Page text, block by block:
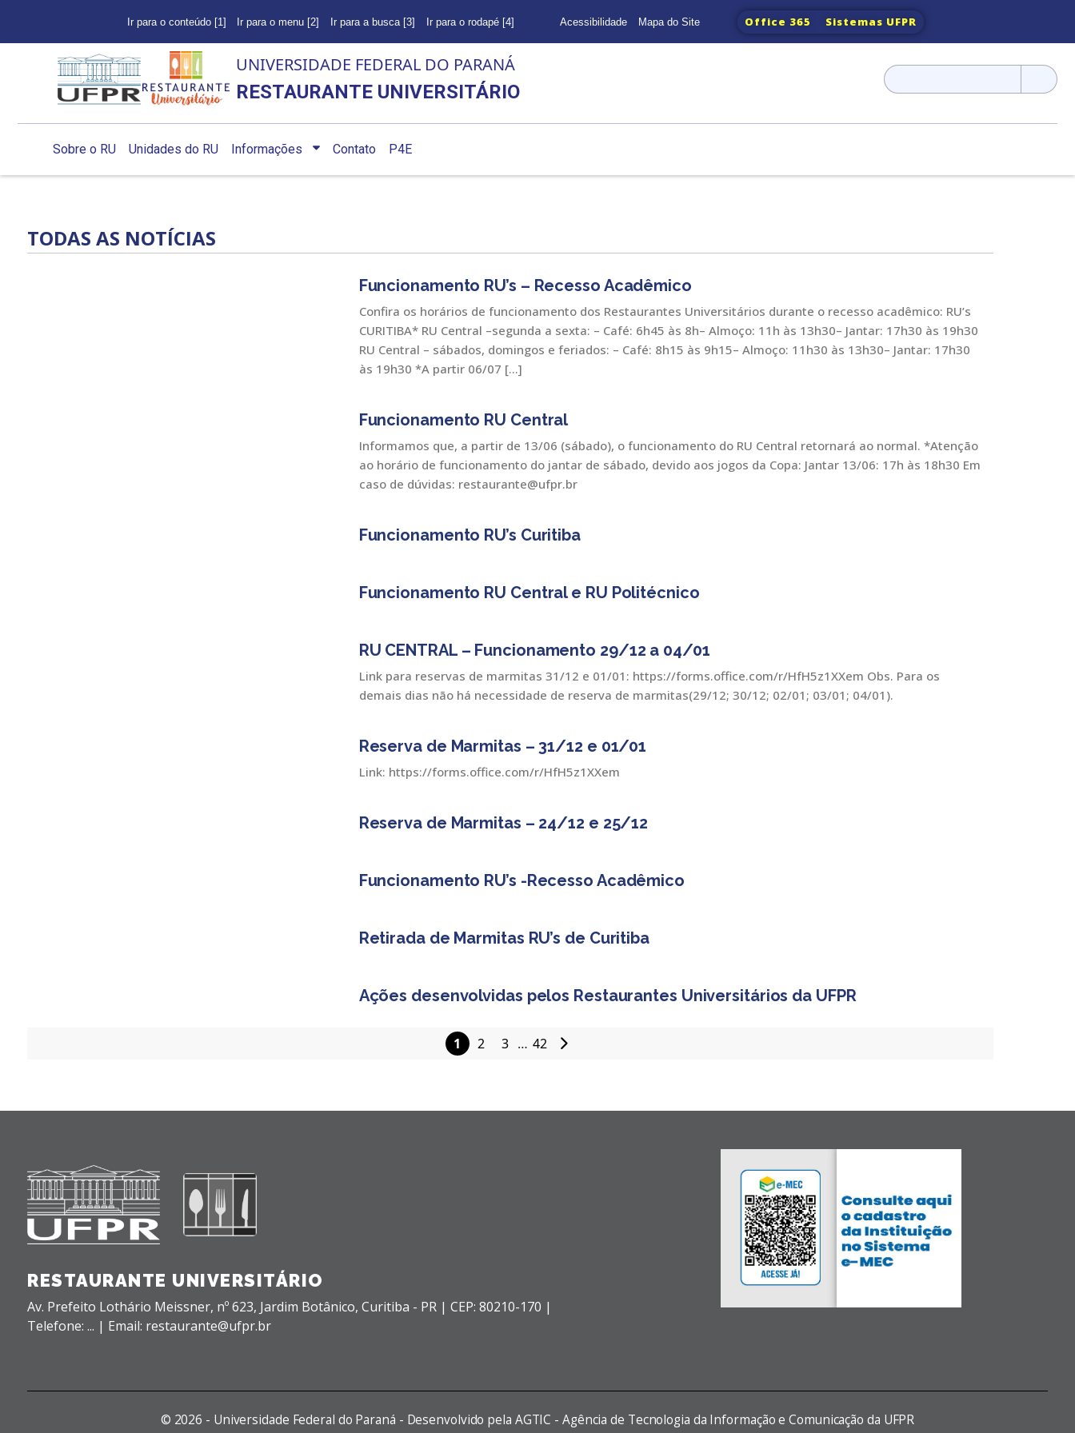
Ir para o conteúdo [1] Ir para o menu [2] Ir para a busca [3] Ir para o rodapé [4] Acessibilidade Mapa do Site Office 365 Sistemas UFPR
UNIVERSIDADE FEDERAL DO PARANÁ
RESTAURANTE UNIVERSITÁRIO
Pesquisar
por:
Sobre o RU Unidades do RU Informações Contato P4E
TODAS AS NOTÍCIAS
Funcionamento RU’s – Recesso Acadêmico
Confira os horários de funcionamento dos Restaurantes Universitários durante o recesso acadêmico: RU’s
CURITIBA* RU Central –segunda a sexta: – Café: 6h45 às 8h– Almoço: 11h às 13h30– Jantar: 17h30 às 19h30
RU Central – sábados, domingos e feriados: – Café: 8h15 às 9h15– Almoço: 11h30 às 13h30– Jantar: 17h30
às 19h30 *A partir 06/07 […]
Funcionamento RU Central
Informamos que, a partir de 13/06 (sábado), o funcionamento do RU Central retornará ao normal. *Atenção
ao horário de funcionamento do jantar de sábado, devido aos jogos da Copa: Jantar 13/06: 17h às 18h30 Em
caso de dúvidas: restaurante@ufpr.br
Funcionamento RU’s Curitiba
Funcionamento RU Central e RU Politécnico
RU CENTRAL – Funcionamento 29/12 a 04/01
Link para reservas de marmitas 31/12 e 01/01: https://forms.office.com/r/HfH5z1XXem Obs. Para os
demais dias não há necessidade de reserva de marmitas(29/12; 30/12; 02/01; 03/01; 04/01).
Reserva de Marmitas – 31/12 e 01/01
Link: https://forms.office.com/r/HfH5z1XXem
Reserva de Marmitas – 24/12 e 25/12
Funcionamento RU’s -Recesso Acadêmico
Retirada de Marmitas RU’s de Curitiba
Ações desenvolvidas pelos Restaurantes Universitários da UFPR
1 2 3 … 42
RESTAURANTE UNIVERSITÁRIO
Av. Prefeito Lothário Meissner, nº 623, Jardim Botânico, Curitiba - PR | CEP: 80210-170 |
Telefone: ... | Email: restaurante@ufpr.br
© 2026 - Universidade Federal do Paraná - Desenvolvido pela AGTIC - Agência de Tecnologia da Informação e Comunicação da UFPR